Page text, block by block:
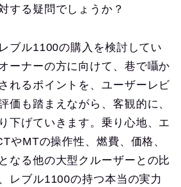
する疑問でしょうか？
ブル1100の購入を検討してい
ーナーの方に向けて、巷で囁か
れるポイントを、ユーザーレビ
価も踏まえながら、客観的に、
下げていきます。乗り心地、エ
やMTの操作性、燃費、価格、
なる他の大型クルーザーとの比
レブル1100の持つ本当の実力